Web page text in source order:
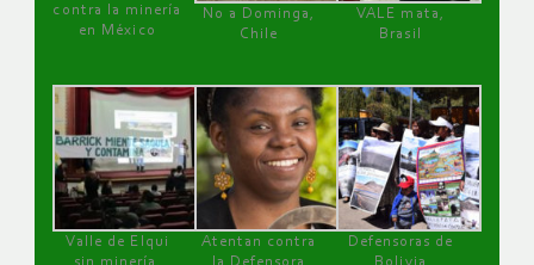
contra la minería
en México
No a Dominga,
Chile
VALE mata,
Brasil
Valle de Elqui
sin minería.
Atentan contra
la Defensora
Defensoras de
Bolivia